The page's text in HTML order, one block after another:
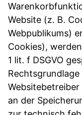
Website (z. B.
Webpublikums)
Cookies),
1 lit. f DSGVO
an der